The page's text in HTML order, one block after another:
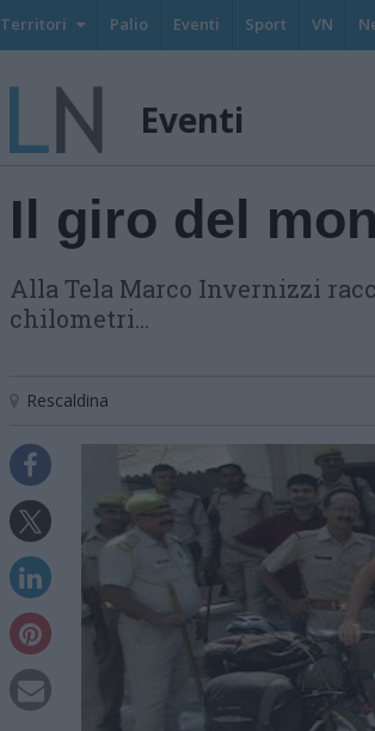
Territori Palio Eventi Sport VN
Eventi
Il giro del
Alla Tela Marco Invernizzi
chilometri...
Rescaldina